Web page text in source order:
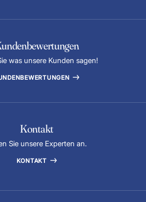
was unsere Kunden sagen!
Kontakt
Sie unsere Experten an.
KONTAKT